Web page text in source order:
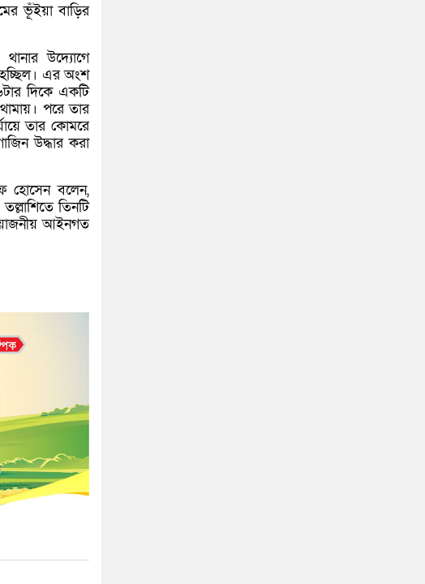
ভূঁইয়া বাড়ির
উদ্যোগে
হচ্ছিল। এর অংশ
দিকে একটি
পরে তার
তার কোমরে
উদ্ধার করা
হোসেন বলেন,
তিনটি
আইনগত